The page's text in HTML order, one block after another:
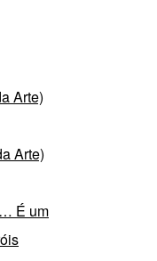
Arte)
Arte)
É um